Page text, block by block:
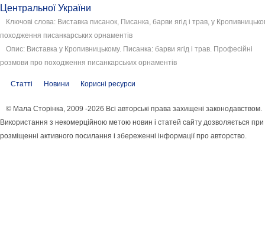
Центральної України
Ключові слова: Виставка писанок, Писанка, барви ягід і трав, у
походження писанкарських орнаментів
Опис: Виставка у Кропивницькому. Писанка: барви ягід і трав. Професійні
розмови про походження писанкарських орнаментів
Статті Новини Корисні ресурси
© Мала Сторінка, 2009 -2026 Всі авторські права захищені законодавством.
Використання з некомерційною метою новин і статей сайту дозволяється при
розміщенні активного посилання і збереженні інформації про авторство.